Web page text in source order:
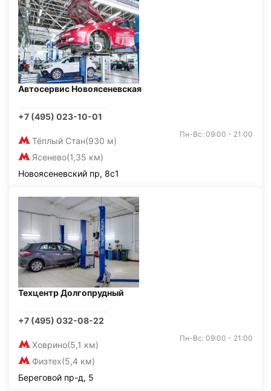
Автосервис Новоясеневская
+7 (495) 023-10-01
Тёплый Стан(930 м)
Ясенево(1,35 км)
Пн-Вс: 09:00 - 21:00
Новоясеневский пр, 8с1
Техцентр Долгопрудный
+7 (495) 032-08-22
Ховрино(5,1 км)
Физтех(5,4 км)
Пн-Вс: 09:00 - 21:00
Береговой пр-д, 5